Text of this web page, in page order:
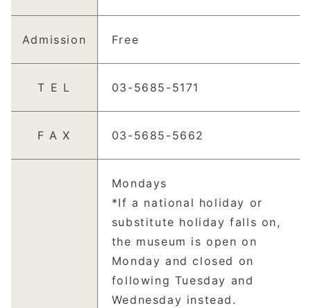
Admission Free
T E L 03-5685-5171
F A X 03-5685-5662
Mondays
*If a national holiday or
substitute holiday falls on,
the museum is open on
Monday and closed on
following Tuesday and
Wednesday instead.